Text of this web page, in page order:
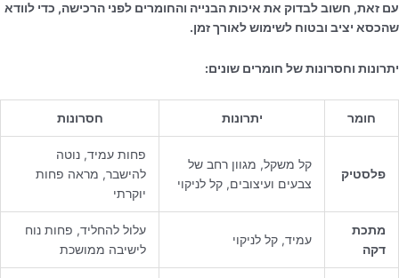
עם זאת, חשוב לבדוק את איכות הבנייה והחומרים לפני הרכישה, כדי לוודא
שהכסא יציב ובטוח לשימוש לאורך זמן.
יתרונות וחסרונות של חומרים שונים:
חומר יתרונות חסרונות
פלסטיק
קל משקל, מגוון רחב של
צבעים ועיצובים, קל לניקוי
פחות עמיד, נוטה
להישבר, מראה פחות
יוקרתי
מתכת
דקה
עמיד, קל לניקוי
עלול להחליד, פחות נוח
לישיבה ממושכת